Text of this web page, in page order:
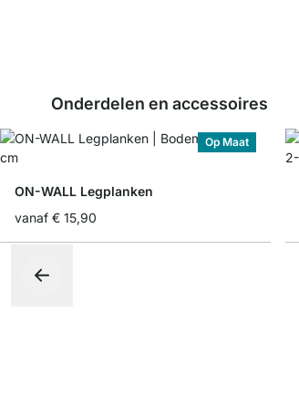
Onderdelen en accessoires
Op Maat
ON-WALL Legplanken
vanaf € 15,90